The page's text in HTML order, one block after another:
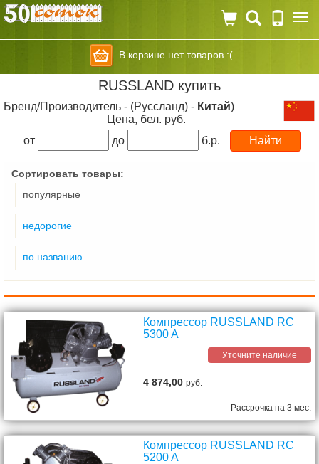
В корзине нет товаров :(
RUSSLAND купить
Бренд/Производитель - (Руссланд) - Китай)
Цена, бел. руб.
от
до б.р.
Сортировать товары:
популярные
недорогие
по названию
Компрессор RUSSLAND RC
5300 A
Уточните наличие
4 874,00руб.
Рассрочка на 3 мес.
Компрессор RUSSLAND RC
5200 A